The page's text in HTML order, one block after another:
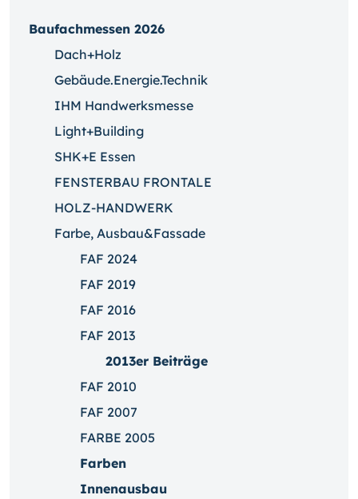
Baufachmessen 2026
Dach+Holz
Gebäude.Energie.Technik
IHM Handwerksmesse
Light+Building
SHK+E Essen
FENSTERBAU FRONTALE
HOLZ-HANDWERK
Farbe, Ausbau&Fassade
FAF 2024
FAF 2019
FAF 2016
FAF 2013
2013er Beiträge
FAF 2010
FAF 2007
FARBE 2005
Farben
Innenausbau